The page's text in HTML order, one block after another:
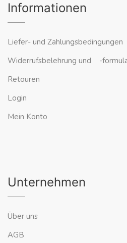
Informationen
Liefer- und Zahlungsbedingungen
Widerrufsbelehrung und -
Retouren
Login
Mein Konto
Unternehmen
Über uns
AGB